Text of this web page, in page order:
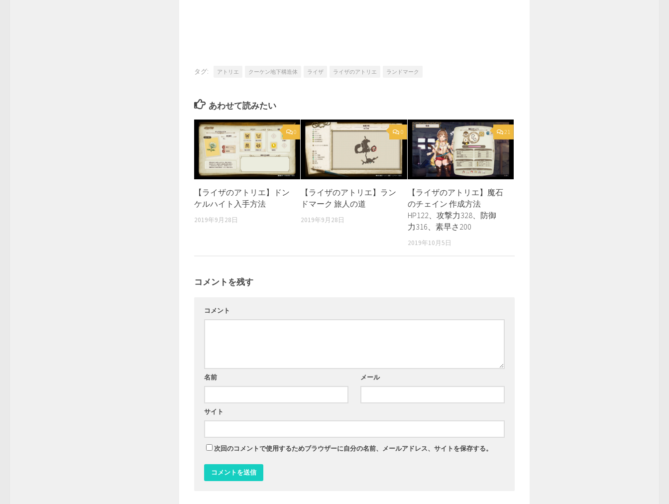
タグ: アトリエ クーケン地下構造体 ライザ ライザのアトリエ ランドマーク
あわせて読みたい
0
【ライザのアトリエ】ドン
ケルハイト入手方法
2019年9月28日
0
【ライザのアトリエ】ラン
ドマーク 旅人の道
2019年9月28日
21
【ライザのアトリエ】魔石
のチェイン 作成方法
HP122、攻撃力328、防御
力316、素早さ200
2019年10月5日
コメントを残す
コメント
名前 メール
サイト
次回のコメントで使用するためブラウザーに自分の名前、メールアドレス、サイトを保存する。